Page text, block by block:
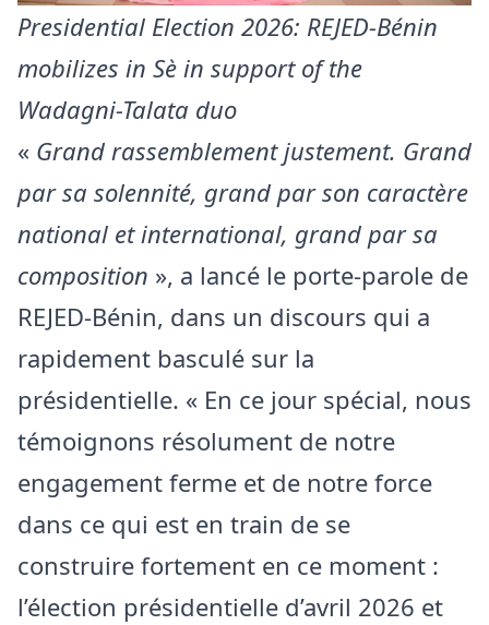
Presidential Election 2026: REJED-Bénin
mobilizes in Sè in support of the
Wadagni-Talata duo
« Grand rassemblement justement. Grand
par sa solennité, grand par son caractère
national et international, grand par sa
composition », a lancé le porte-parole de
REJED-Bénin, dans un discours qui a
rapidement basculé sur la
présidentielle. « En ce jour spécial, nous
témoignons résolument de notre
engagement ferme et de notre force
dans ce qui est en train de se
construire fortement en ce moment :
l’élection présidentielle d’avril 2026 et